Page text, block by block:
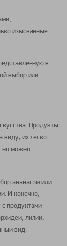
изысканные
в
выбор или
Продукты
виду, их легко
но можно
ананасом или
И конечно,
с продуктами
лилии,
вид.